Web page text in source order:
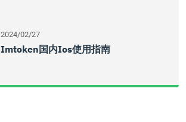
2024/02/27
Imtoken国内ios使用指南